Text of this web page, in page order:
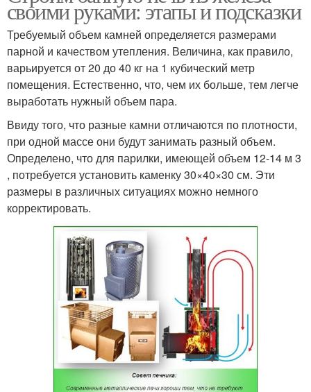
своими руками: этапы и подсказки
Требуемый объем камней определяется размерами
парной и качеством утепления. Величина, как правило,
варьируется от 20 до 40 кг на 1 кубический метр
помещения. Естественно, что, чем их больше, тем легче
выработать нужный объем пара.
Ввиду того, что разные камни отличаются по плотности,
при одной массе они будут занимать разный объем.
Определено, что для парилки, имеющей объем 12-14 м 3
, потребуется установить каменку 30×40×30 см. Эти
размеры в различных ситуациях можно немного
корректировать.